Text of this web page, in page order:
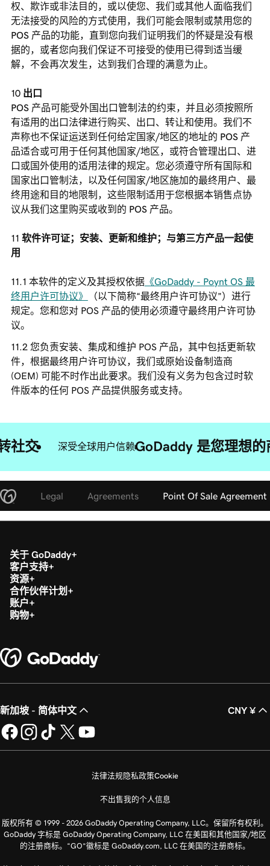
权、欺诈或非法目的，或以使您、我们或其他人面临我们
无法接受的风险的方式使用，我们可能会限制或禁用您的
POS 产品的功能，直到您向我们证明我们的怀疑是没有根
据的，或者您向我们保证不可接受的使用已得到适当缓
解，不会再次发生，达到我们合理的满意为止。
出口
POS 产品可能受外国出口管制法的约束，并且必须按照所
有适用的出口法律进行购买、出口、转让和使用。我们不
声称也不保证运送到任何给定国家/地区的地址的 POS 产
品适合或可用于任何其他国家/地区，或符合管理出口、进
口或国外使用的适用法律的规定。您必须遵守所有国际和
国家出口管制法，以及任何国家/地区施加的最终用户、最
终用途和目的地限制，这些限制适用于您根据本销售点协
议从我们这里购买或收到的 POS 产品。
软件许可证；安装、更新和维护；与第三方产品一起使
用
本软件的定义及其授权依据《GoDaddy - Poynt OS 最
终用户许可协议》
（以下简称“最终用户许可协议”）进行
规定。您和您对 POS 产品的使用必须遵守最终用户许可协
议。
您负责安装、集成和维护 POS 产品，其中包括更新软
件，根据最终用户许可协议，我们或原始设备制造商
(OEM) 可能不时作出此要求。我们没有义务为包含过时软
件版本的任何 POS 产品提供服务或支持。
社交 深受全球用户信赖GoDaddy 是您理想
Legal Agreements Point Of Sale Agreement
关于 GoDaddy
客户支持
资源
合作伙伴计划
账户
购物
新加坡 - 简体中文 CNY ¥
法律法规 隐私政策Cookie
不出售我的个人信息
版权所有 © 1999 - 2026 GoDaddy Operating Company, LLC。保留所有权利。
GoDaddy 字标是 GoDaddy Operating Company, LLC 在美国和其他国家/地区
的注册商标。“GO”徽标是 GoDaddy.com, LLC 在美国的注册商标。